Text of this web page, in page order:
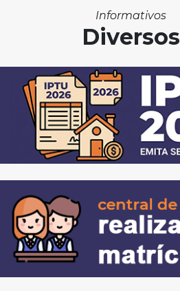
Informativos
Diversos